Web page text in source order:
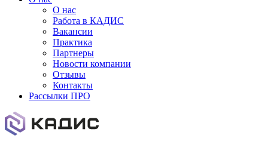
О нас
Работа в КАДИС
Вакансии
Практика
Партнеры
Новости компании
Отзывы
Контакты
Рассылки ПРО